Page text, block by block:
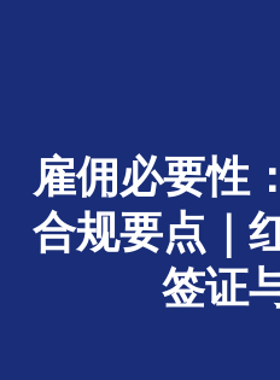
雇佣必要性
合规要点｜
签证